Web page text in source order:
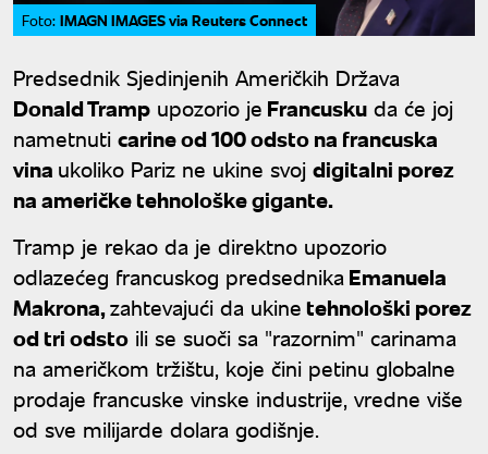
Foto: IMAGN IMAGES via Reuters Connect
Predsednik Sjedinjenih Američkih Država
Donald Tramp upozorio je Francusku da će joj
nametnuti carine od 100 odsto na francuska
vina ukoliko Pariz ne ukine svoj digitalni porez
na američke tehnološke gigante.
Tramp je rekao da je direktno upozorio
odlazećeg francuskog predsednika Emanuela
Makrona,zahtevajući da ukinetehnološki porez
od tri odsto ili se suoči sa "razornim" carinama
na američkom tržištu, koje čini petinu globalne
prodaje francuske vinske industrije, vredne više
od sve milijarde dolara godišnje.